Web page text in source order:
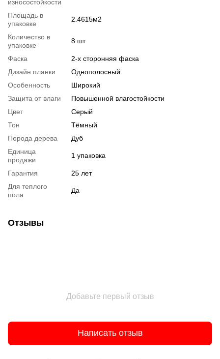
износостойкости
Площадь в
упаковке
2.4615м2
Количество в
упаковке
8 шт
Фаска
2-х сторонняя фаска
Дизайн планки
Однополосный
Особенность
Широкий
Защита от влаги
Повышенной влагостойкости
Цвет
Серый
Тон
Тёмный
Порода дерева
Дуб
Единица
продажи
1 упаковка
Гарантия
25 лет
Для теплого
пола
Да
Отзывы
Добавьте первый отзыв
Написать отзыв